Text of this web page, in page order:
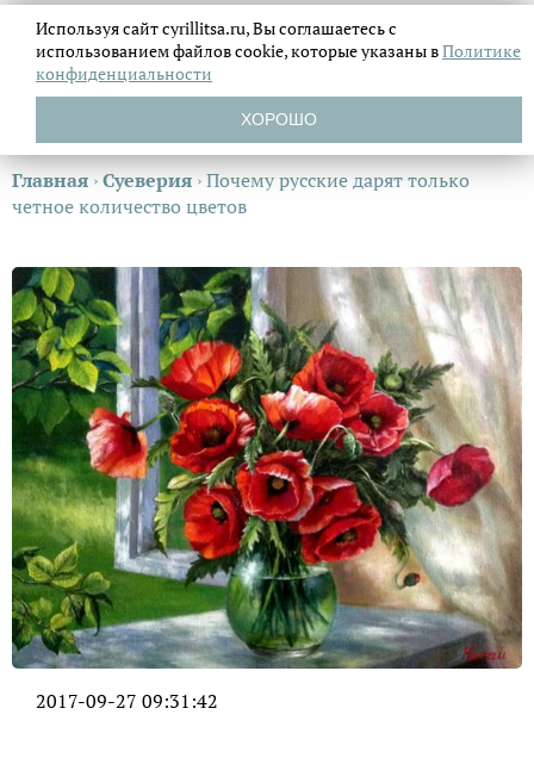
Главная ›Суеверия ›Почему русские дарят только
четное количество цветов
2017-09-27 09:31:42
Используя сайт cyrillitsa.ru, Вы соглашаетесь с
использованием файловcookie, которые указаны вПолитике
конфиденциальности
ХОРОШО